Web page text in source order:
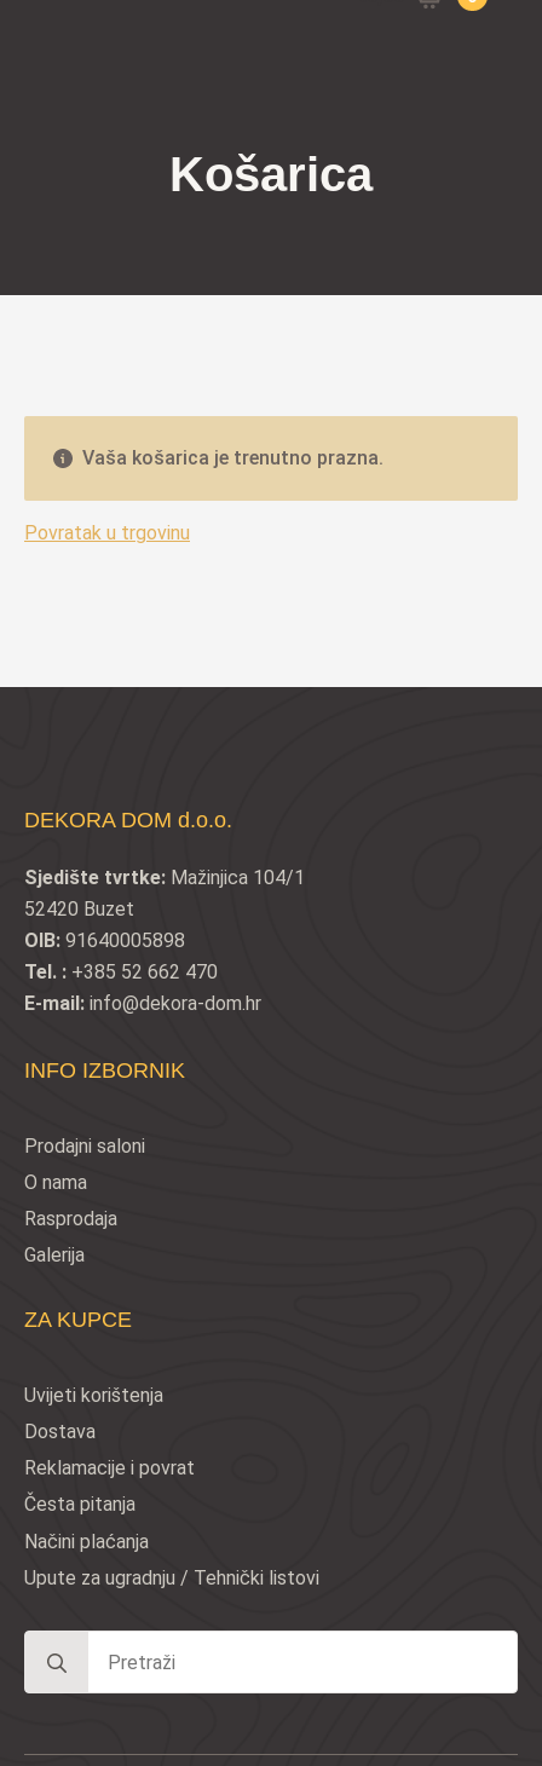
Košarica
Vaša košarica je trenutno prazna.
Povratak u trgovinu
DEKORA DOM d.o.o.
Sjedište tvrtke: Mažinjica 104/1
52420 Buzet
OIB: 91640005898
Tel. : +385 52 662 470
E-mail: info@dekora-dom.hr
INFO IZBORNIK
Prodajni saloni
O nama
Rasprodaja
Galerija
ZA KUPCE
Uvijeti korištenja
Dostava
Reklamacije i povrat
Česta pitanja
Načini plaćanja
Upute za ugradnju / Tehnički listovi
for: